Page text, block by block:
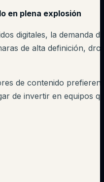
en plena explosión
digitales, la demanda
de alta definición,
de contenido prefieren
de invertir en equipos